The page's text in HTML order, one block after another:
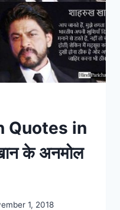
Quotes in
के अनमोल
1, 2018